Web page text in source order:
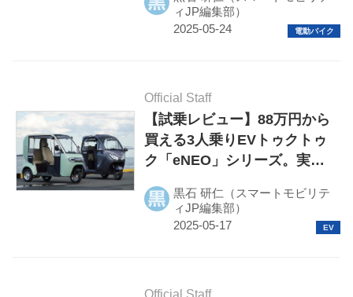
ENNE製電動バイクの実力を
チェック
ィJP編集部）
Official Staff
【試乗レビュー】88万円から
買える3人乗りEVトゥクトゥ
ク「eNEO」シリーズ。実用
較検証黒石 研仁（スマートモビリテ
ィJP編集部）
Official Staff